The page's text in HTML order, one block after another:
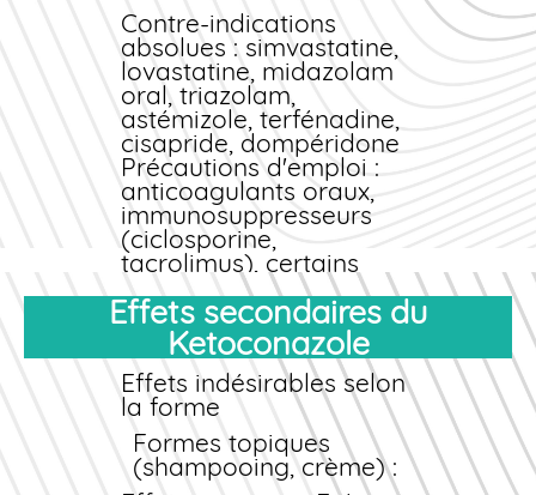
Contre-indications
absolues : simvastatine,
lovastatine, midazolam
oral, triazolam,
astémizole, terfénadine,
cisapride, dompéridone
Précautions d'emploi :
anticoagulants oraux,
immunosuppresseurs
(ciclosporine,
tacrolimus), certains
antidépresseurs,
benzodiazépines
Interactions alimentaires
L'absorption du
Ketoconazole oral est
optimale en milieu
acide. Évitez les
antiacides, inhibiteurs
Effets secondaires du
Ketoconazole
Effets indésirables selon
la forme
Formes topiques
(shampooing, crème) :